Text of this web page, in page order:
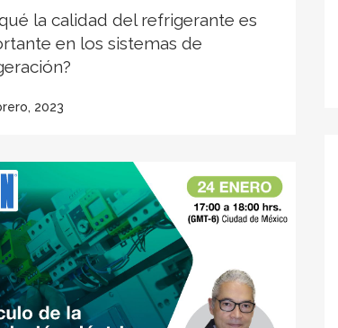
la calidad del refrigerante es
en los sistemas de
2023